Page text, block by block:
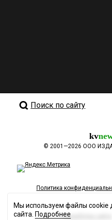
Поиск по сайту
kv
© 2001—2026 ООО
Политика
Разработка сайта
Мы используем файлы cookie
сайта. Подробнее